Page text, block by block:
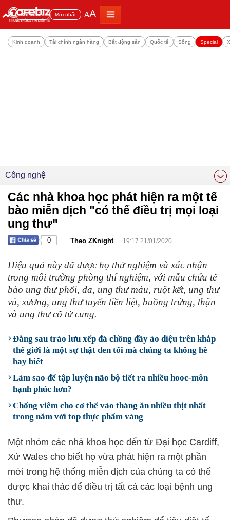
Đọc nhiều Mới nhất AA
Kinh doanh Tài chính ngân hàng Bất động sản Quốc tế Sống Special
Công nghệ
Các nhà khoa học phát hiện ra một tế
bào miễn dịch "có thể điều trị mọi loại
ung thư"
0 | Theo ZKnight | 19:17 21/01/2020
Hiệu quả này đã được họ thử nghiệm và xác nhận
trong môi trường phòng thí nghiệm, với mẫu chứa tế
bào ung thư phổi, da, ung thư máu, ruột kết, ung thư
vú, xương, ung thư tuyến tiền liệt, buồng trứng, thận
và ung thư cổ tử cung.
Đằng sau trào lưu xếp đá chồng đầy ảo diệu trên khắp
thế giới là một sự thật đen tối mà chúng ta không hề
hay biết
Làm sao để tập luyện não bộ tiết ra nhiều hooc-môn
hạnh phúc hơn?
Chống viêm cho cơ thể vào tháng ăn nhiều thịt nhất
trong năm với top thực phẩm vàng
Một nhóm các nhà khoa học đến từ Đại học Cardiff,
Xứ Wales cho biết họ vừa phát hiện ra một phần
mới trong hệ thống miễn dịch của chúng ta có thể
được khai thác để điều trị tất cả các loại bệnh ung
thư.